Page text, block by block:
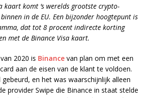
kaart komt ‘s werelds grootste crypto-
in de EU. Een bijzonder hoogtepunt is
dat tot 8 procent indirecte korting
met de Binance Visa kaart.
2020 is Binance van plan om met een
aan de eisen van de klant te voldoen.
gebeurd, en het was waarschijnlijk alleen
provider Swipe die Binance in staat stelde